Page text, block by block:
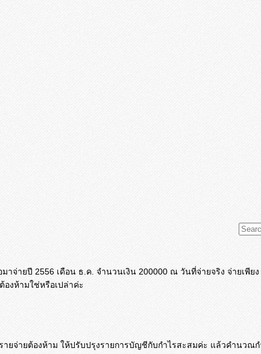
าจ่ายปี 2556 เดือน ธ.ค. จำนวนเงิน 200000 ณ วันที่จ่ายจริง จ่ายเพีย
องห้ามใช่หรือเปล่าค่ะ
ายจ่ายต้องห้าม ให้ปรับปรุงรายการบัญชีกับกำไรสะสมค่ะ แล้วคำนวณ